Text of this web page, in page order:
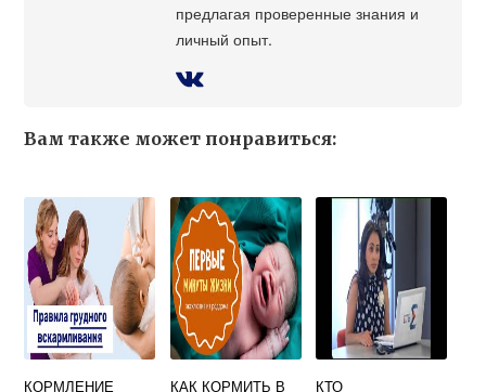
предлагая проверенные знания и
личный опыт.
Вам также может понравиться:
КОРМЛЕНИЕ
КАК КОРМИТЬ В
КТО